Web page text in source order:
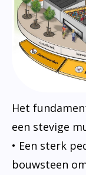
Het
een stevige
• Een sterk
bouwsteen